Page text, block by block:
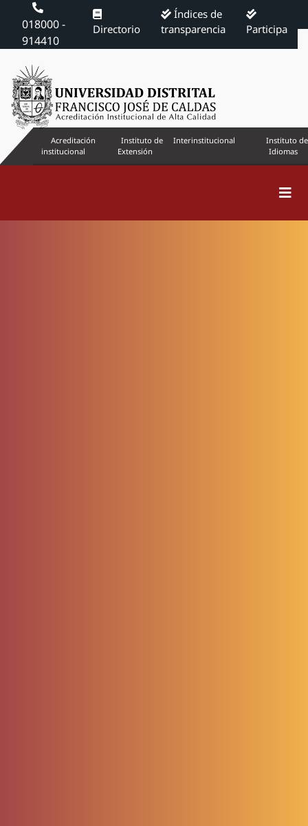
018000 -
914410
Directorio
Índices de
transparencia
Participa
Acreditación
institucional
Instituto de
Extensión
Interinstitucional
Instituto de
Idiomas